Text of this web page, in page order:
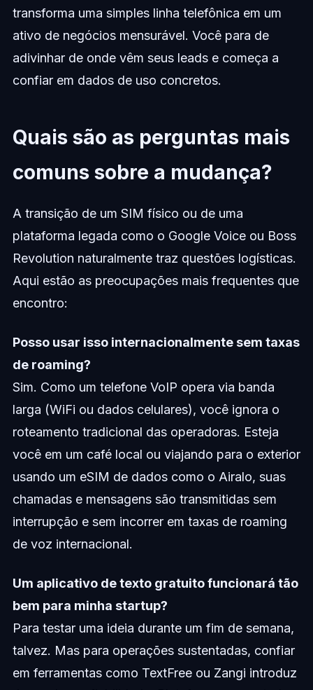
transforma uma simples linha telefônica em um
ativo de negócios mensurável. Você para de
adivinhar de onde vêm seus leads e começa a
confiar em dados de uso concretos.
Quais são as perguntas mais
comuns sobre a mudança?
A transição de um SIM físico ou de uma
plataforma legada como o Google Voice ou Boss
Revolution naturalmente traz questões logísticas.
Aqui estão as preocupações mais frequentes que
encontro:
Posso usar isso internacionalmente sem taxas
de roaming?
Sim. Como um telefone VoIP opera via banda
larga (WiFi ou dados celulares), você ignora o
roteamento tradicional das operadoras. Esteja
você em um café local ou viajando para o exterior
usando um eSIM de dados como o Airalo, suas
chamadas e mensagens são transmitidas sem
interrupção e sem incorrer em taxas de roaming
de voz internacional.
Um aplicativo de texto gratuito funcionará tão
bem para minha startup?
Para testar uma ideia durante um fim de semana,
talvez. Mas para operações sustentadas, confiar
em ferramentas como TextFree ou Zangi introduz